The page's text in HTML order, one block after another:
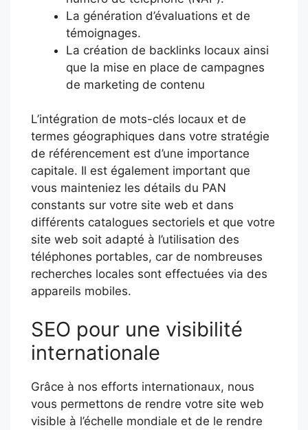
La génération d’évaluations et de
témoignages.
La création de backlinks locaux ainsi
que la mise en place de campagnes
de marketing de contenu
L’intégration de mots-clés locaux et de
termes géographiques dans votre stratégie
de référencement est d’une importance
capitale. Il est également important que
vous mainteniez les détails du PAN
constants sur votre site web et dans
différents catalogues sectoriels et que votre
site web soit adapté à l’utilisation des
téléphones portables, car de nombreuses
recherches locales sont effectuées via des
appareils mobiles.
SEO pour une visibilité
internationale
Grâce à nos efforts internationaux, nous
vous permettons de rendre votre site web
visible à l’échelle mondiale et de le rendre